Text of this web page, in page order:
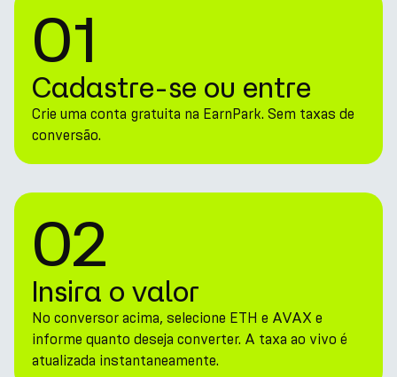
01
Cadastre-se ou entre
Crie uma conta gratuita na EarnPark. Sem taxas de
conversão.
02
Insira o valor
No conversor acima, selecione ETH e AVAX e
informe quanto deseja converter. A taxa ao vivo é
atualizada instantaneamente.